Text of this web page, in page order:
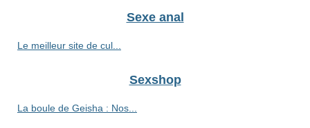
Sexe anal
Le meilleur site de cul...
Sexshop
La boule de Geisha : Nos...